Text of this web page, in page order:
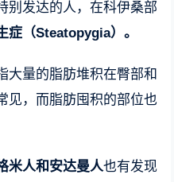
别发达的人，在科伊桑部
症（Steatopygia）。
大量的脂肪堆积在臀部和
见，而脂肪囤积的部位也
米人和安达曼人也有发现